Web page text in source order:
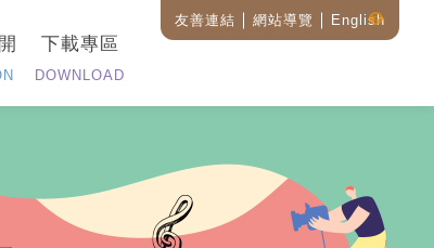
下載專區
DOWNLOAD
友善連結 網站導覽 English